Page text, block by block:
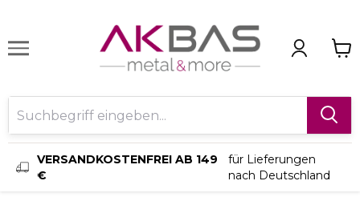
VERSANDKOSTENFREI AB 149
€
für Lieferungen
nach Deutschland